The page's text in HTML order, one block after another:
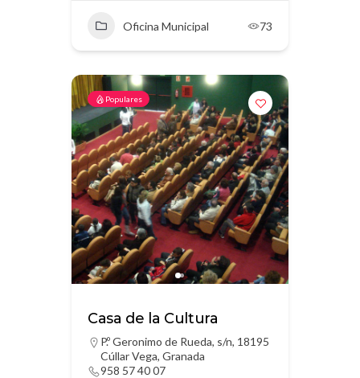
Oficina Municipal 73
Populares
Casa de la Cultura
P.º Geronimo de Rueda, s/n, 18195
Cúllar Vega, Granada
958 57 40 07